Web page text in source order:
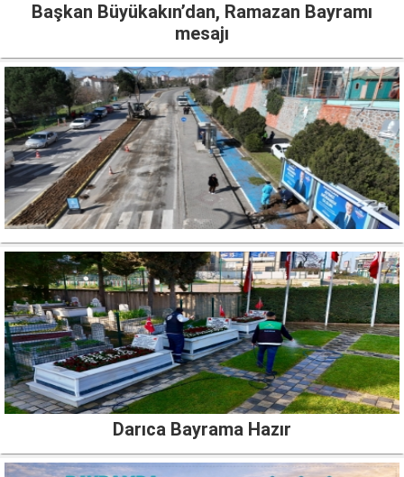
Başkan Büyükakın’dan, Ramazan Bayramı
mesajı
Darıca Bayrama Hazır